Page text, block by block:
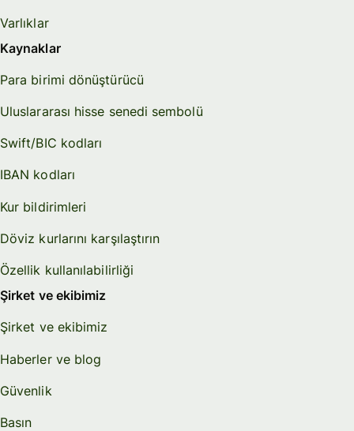
Varlıklar
Kaynaklar
Para birimi dönüştürücü
Uluslararası hisse senedi sembolü
Swift/BIC kodları
IBAN kodları
Kur bildirimleri
Döviz kurlarını karşılaştırın
Özellik kullanılabilirliği
Şirket ve ekibimiz
Şirket ve ekibimiz
Haberler ve blog
Güvenlik
Basın